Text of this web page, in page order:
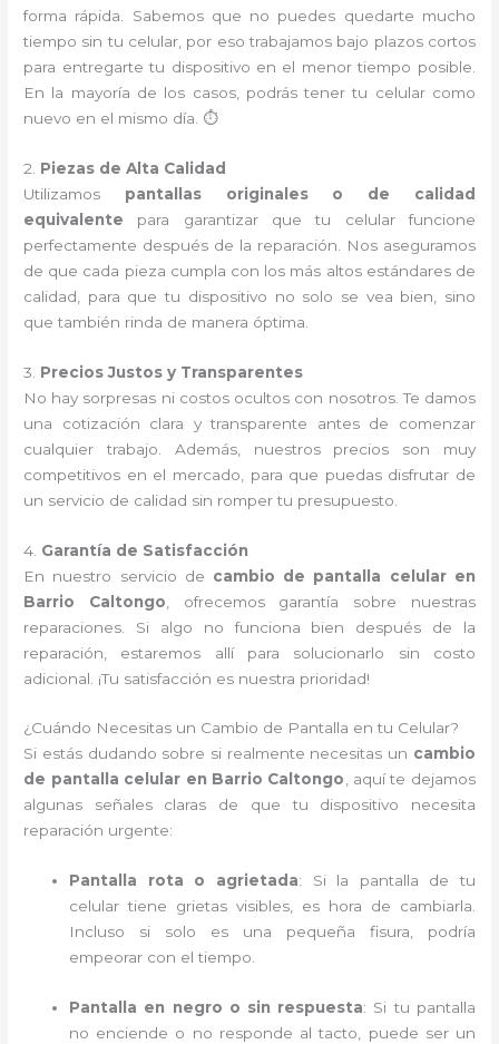
forma rápida. Sabemos que no puedes quedarte mucho
tiempo sin tu celular, por eso trabajamos bajo plazos cortos
para entregarte tu dispositivo en el menor tiempo posible.
En la mayoría de los casos, podrás tener tu celular como
nuevo en el mismo día. ⏱️
2. Piezas de Alta Calidad
Utilizamos pantallas originales o de calidad
equivalente para garantizar que tu celular funcione
perfectamente después de la reparación. Nos aseguramos
de que cada pieza cumpla con los más altos estándares de
calidad, para que tu dispositivo no solo se vea bien, sino
que también rinda de manera óptima.
3. Precios Justos y Transparentes
No hay sorpresas ni costos ocultos con nosotros. Te damos
una cotización clara y transparente antes de comenzar
cualquier trabajo. Además, nuestros precios son muy
competitivos en el mercado, para que puedas disfrutar de
un servicio de calidad sin romper tu presupuesto.
4. Garantía de Satisfacción
En nuestro servicio de cambio de pantalla celular en
Barrio Caltongo , ofrecemos garantía sobre nuestras
reparaciones. Si algo no funciona bien después de la
reparación, estaremos allí para solucionarlo sin costo
adicional. ¡Tu satisfacción es nuestra prioridad!
¿Cuándo Necesitas un Cambio de Pantalla en tu Celular?
Si estás dudando sobre si realmente necesitas un cambio
de pantalla celular en Barrio Caltongo, aquí te dejamos
algunas señales claras de que tu dispositivo necesita
reparación urgente:
Pantalla rota o agrietada: Si la pantalla de tu
celular tiene grietas visibles, es hora de cambiarla.
Incluso si solo es una pequeña fisura, podría
empeorar con el tiempo.
Pantalla en negro o sin respuesta: Si tu pantalla
no enciende o no responde al tacto, puede ser un